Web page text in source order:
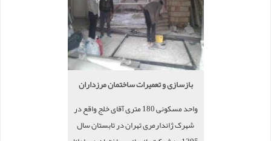
بازسازی و تعمیرات ساختمان مرزداران
واحد مسکونی 180 متری آقای خلج واقع در
شهرک ژاندارمری تهران در تابستان سال